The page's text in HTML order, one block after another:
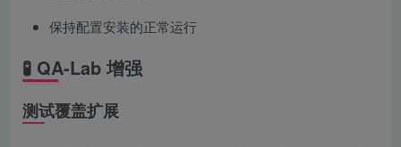
保持配置安装的正常运行
🧪 QA-Lab 增强
测试覆盖扩展